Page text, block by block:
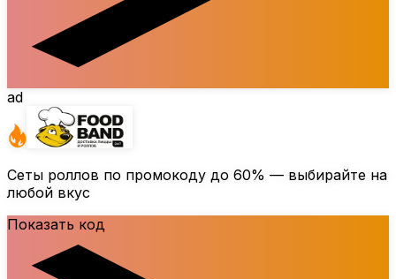
ad
Сеты роллов по промокоду до 60% — выбирайте на
любой вкус
Показать код